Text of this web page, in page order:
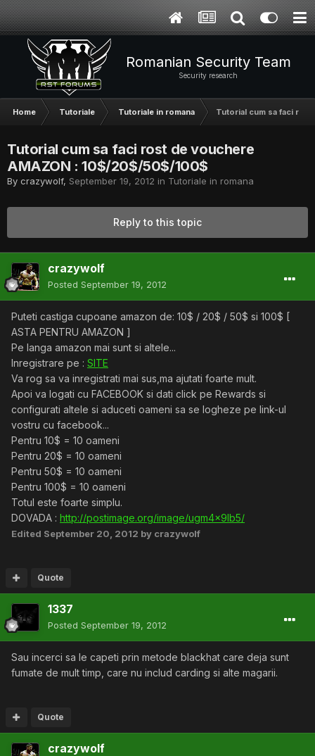
Romanian Security Team
Security research
Home Tutoriale Tutoriale in romana Tutorial cum sa faci
Tutorial cum sa faci rost de vouchere
AMAZON : 10$/20$/50$/100$
By crazywolf, September 19, 2012 in Tutoriale in romana
Reply to this topic
crazywolf
Posted September 19, 2012
Puteti castiga cupoane amazon de: 10$ / 20$ / 50$ si 100$ [
ASTA PENTRU AMAZON ]
Pe langa amazon mai sunt si altele...
Inregistrare pe : SITE
Va rog sa va inregistrati mai sus,ma ajutati foarte mult.
Apoi va logati cu FACEBOOK si dati click pe Rewards si
configurati altele si aduceti oameni sa se logheze pe link-ul
vostru cu facebook...
Pentru 10$ = 10 oameni
Pentru 20$ = 10 oameni
Pentru 50$ = 10 oameni
Pentru 100$ = 10 oameni
Totul este foarte simplu.
DOVADA : http://postimage.org/image/ugm4x9lb5/
Edited September 20, 2012 by crazywolf
Quote
1337
Posted September 19, 2012
Sau incerci sa le capeti prin metode blackhat care deja sunt
fumate de mult timp, care nu includ carding si alte magarii.
Quote
crazywolf